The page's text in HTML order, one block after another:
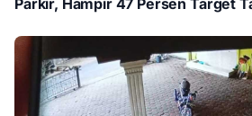
Parkir, Hampir 47 Persen Target